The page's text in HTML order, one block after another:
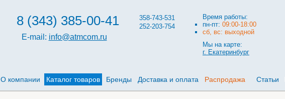
8 (343) 385-00-41
E-mail: info@atmcom.ru
358-743-531
252-203-754
Время работы:
пн-пт: 09:00-18:00
сб, вс: выходной
Мы на карте:
г. Екатеринбург
О компании Каталог товаров Бренды Доставка и оплата Распродажа Статьи